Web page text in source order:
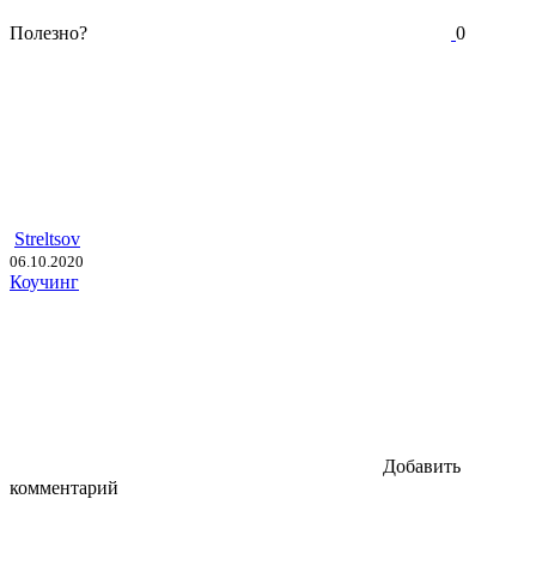
Полезно? 0
Streltsov
06.10.2020
Коучинг
Добавить
комментарий